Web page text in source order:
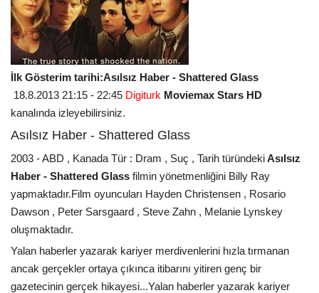
İlk Gösterim tarihi:Asılsız Haber - Shattered Glass
18.8.2013 21:15 - 22:45 Digiturk Moviemax Stars HD
kanalında izleyebilirsiniz.
Asılsız Haber - Shattered Glass
2003 - ABD , Kanada Tür : Dram , Suç , Tarih türündekiAsılsız
Haber - Shattered Glass filmin yönetmenliğini Billy Ray
yapmaktadır.Film oyuncuları Hayden Christensen , Rosario
Dawson , Peter Sarsgaard , Steve Zahn , Melanie Lynskey
oluşmaktadır.
Yalan haberler yazarak kariyer merdivenlerini hızla tırmanan
ancak gerçekler ortaya çıkınca itibarını yitiren genç bir
gazetecinin gerçek hikayesi...Yalan haberler yazarak kariyer